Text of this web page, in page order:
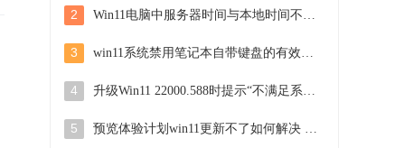
2 Win11电脑中服务器时间与本地时间不一致如何处理 Win11电脑服务器时间与本地时间不同怎么办
3 win11系统禁用笔记本自带键盘的有效方法 如何在win11系统下禁用笔记本自带键盘
4 升级Win11 22000.588时提示“不满足系统要求”如何解决 Win11 22000.588系统要求不满足怎么办
5 预览体验计划win11更新不了如何解决 Win11更新失败怎么办